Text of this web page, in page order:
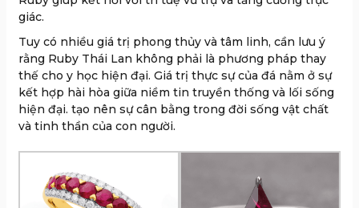
giác.
Tuy có nhiều giá trị phong thủy và tâm linh, cần lưu ý
rằng Ruby Thái Lan không phải là phương pháp thay
thế cho y học hiện đại. Giá trị thực sự của đá nằm ở sự
kết hợp hài hòa giữa niềm tin truyền thống và lối sống
hiện đại. tạo nên sự cân bằng trong đời sống vật chất
và tinh thần của con người.